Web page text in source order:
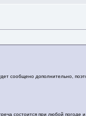
сообщено дополнительно,
состоится при любой погоде